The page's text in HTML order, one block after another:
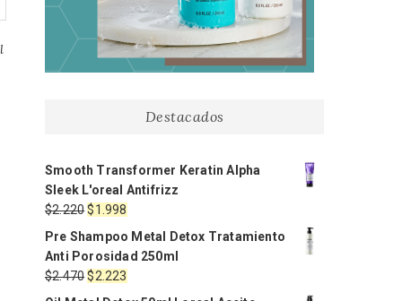
Destacados
Smooth Transformer Keratin Alpha
Sleek L'oreal Antifrizz
$2.220El
original
era:
$2.220.
$1.998
precio
actual
es:
$1.998.
Pre Shampoo Metal Detox Tratamiento
Anti Porosidad 250ml
$2.470El
precio
$2.223
precio